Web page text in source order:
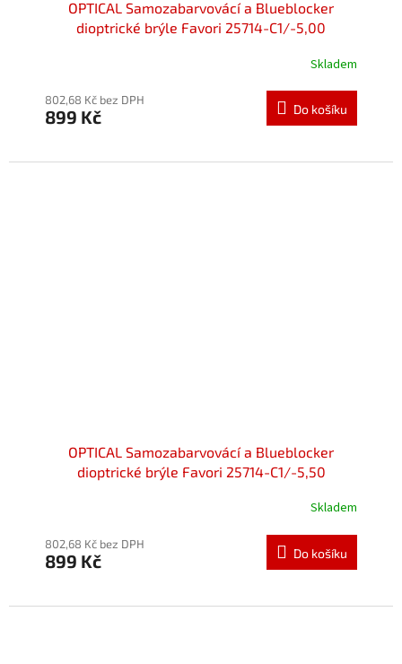
OPTICAL Samozabarvovácí a Blueblocker
dioptrické brýle Favori 25714-C1/-5,00
Skladem
802,68 Kč bez DPH
899 Kč Do košíku
OPTICAL Samozabarvovácí a Blueblocker
dioptrické brýle Favori 25714-C1/-5,50
Skladem
802,68 Kč bez DPH
899 Kč Do košíku